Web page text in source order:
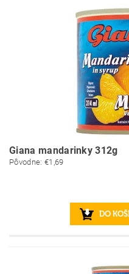
Giana mandarinky 312g
Pôvodne: €1,69